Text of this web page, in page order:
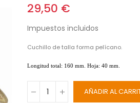
29,50 €
Impuestos incluidos
Cuchillo de talla forma pelícano.
Longitud total: 160 mm. Hoja: 40 mm.
AÑADIR AL